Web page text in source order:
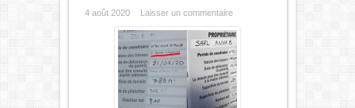
4 août 2020 Laisser un commentaire